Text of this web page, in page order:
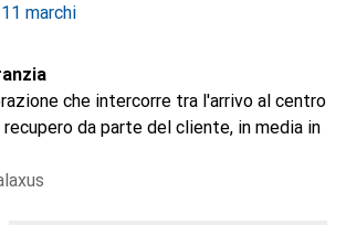
marchi
che intercorre tra l'arrivo al centro
da parte del cliente, in media in